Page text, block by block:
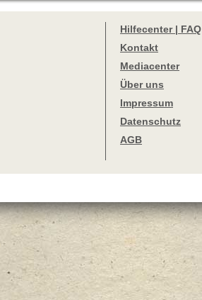
Hilfecenter | FAQ
Kontakt
Mediacenter
Über uns
Impressum
Datenschutz
AGB